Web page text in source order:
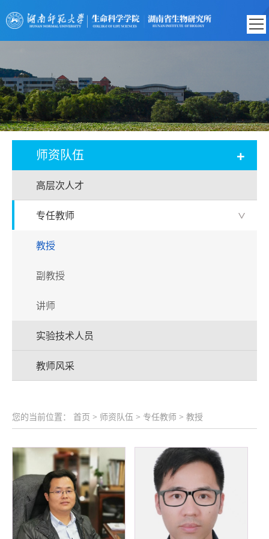
师资队伍 +
高层次人才
专任教师 >
教授
副教授
讲师
实验技术人员
教师风采
您的当前位置： 首页 > 师资队伍 > 专任教师 > 教授